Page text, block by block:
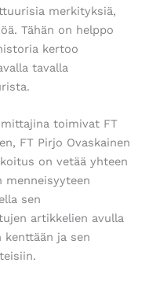
merkityksiä,
Tähän on helppo
kertoo
tavalla
toimivat FT
FT Pirjo Ovaskainen
on vetää yhteen
menneisyyteen
sen
artikkelien avulla
kenttään ja sen